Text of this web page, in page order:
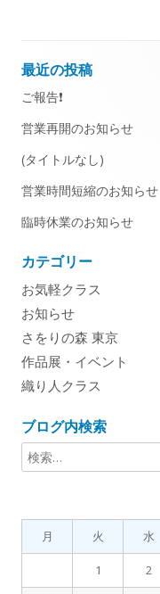
s
h
e
d
o
n
Main
Sidebar
最近の投稿
ご報告❗️
営業再開のお知らせ
(タイトルなし)
営業時間短縮のお知らせ
臨時休業のお知らせ
カテゴリー
お気軽クラス
お知らせ
さをりの森 東京
作品展・イベント
織り人クラス
ブログ内検索
検
索
月
火 水
1 2